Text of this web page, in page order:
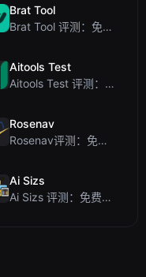
Brat Tool
Brat Tool 评测：免费在线 Charli XCX 风格 Brat 文字生成器
Aitools Test
Aitools Test 评测：免费的基于浏览器的 AI 检测器、Token 计数器及成本估算器
Rosenav
Rosenav评测：免费在线余弦相似度检查器与文本差异工具
Ai Sizs
Ai Sizs 评测：免费、私密的图像相似度与模糊检测工具